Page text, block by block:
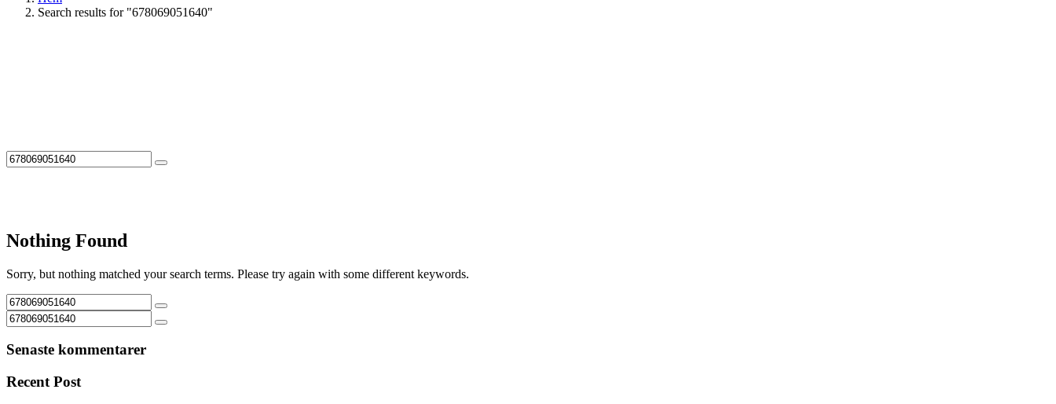
Search results for "678069051640"
Nothing Found
Sorry, but nothing matched your search terms. Please try again with some different keywords.
Senaste kommentarer
Recent Post